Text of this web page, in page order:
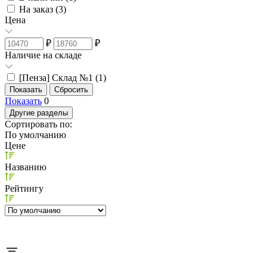
На заказ (3)
Цена
₽
₽
Наличие на складе
[Пенза] Склад №1 (1)
Показать 0
Другие разделы
Сортировать по:
По умолчанию
Цене
Названию
Рейтингу